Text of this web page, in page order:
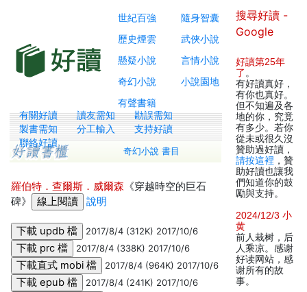
世紀百強
隨身智囊
歷史煙雲
武俠小說
懸疑小說
言情小說
奇幻小說
小說園地
有聲書籍
有關好讀 讀友需知
勘誤需知
製書需知
分工輸入
支持好讀
聯絡好讀
奇幻小說 書目
羅伯特．查爾斯．威爾森 《穿越時空的巨石
碑》
說明
2017/8/4 (312K) 2017/10/6
2017/8/4 (338K) 2017/10/6
2017/8/4 (964K) 2017/10/6
2017/8/4 (241K) 2017/10/6
搜尋好讀 -
Google
好讀第25年
了 。
有好讀真好，
有你也真好。
但不知遍及各
地的你，究竟
有多少。若你
從未或很久沒
贊助過好讀，
請按這裡 ，贊
助好讀也讓我
們知道你的鼓
勵與支持。
2024/12/3 小
黄
前人栽树，后
人乘凉。感谢
好读网站，感
谢所有的故
事。